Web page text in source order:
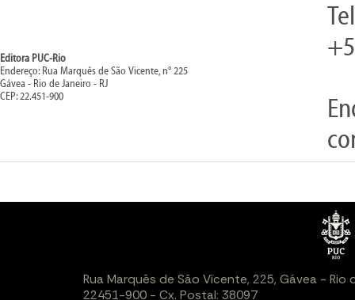
Editora PUC-Rio
Endereço: Rua Marquês de São Vicente, n° 225
Gávea - Rio de Janeiro - RJ
CEP: 22.451-900